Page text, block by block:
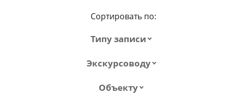
Сортировать по:
Типу записи
Экскурсоводу
Объекту